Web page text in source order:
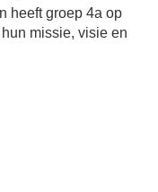
heeft groep 4a op
missie, visie en